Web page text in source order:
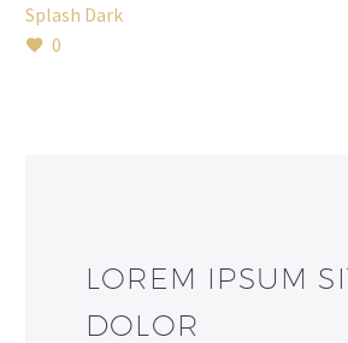
Splash Dark
0
LOREM IPSUM
DOLOR